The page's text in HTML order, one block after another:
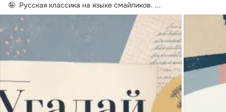
🤪  Русская классика на языке смайликов. ...